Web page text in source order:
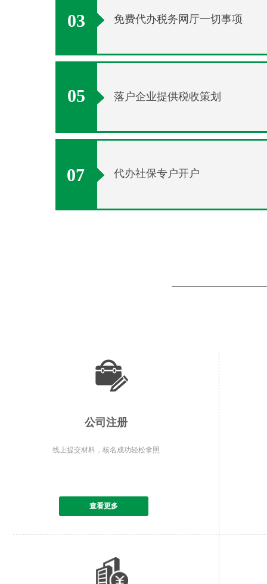
03 免费代办税务网厅一切事项
05 落户企业提供税收策划
07 代办社保专户开户
公司注册
线上提交材料，核名成功轻松拿照
查看更多